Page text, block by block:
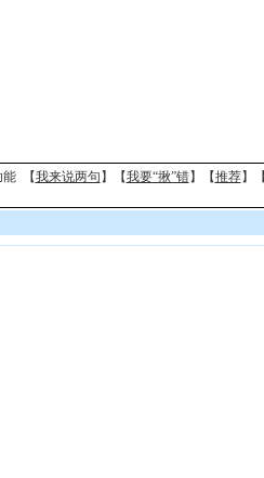
能 【我来说两句 】【我要“揪”错】【推荐】